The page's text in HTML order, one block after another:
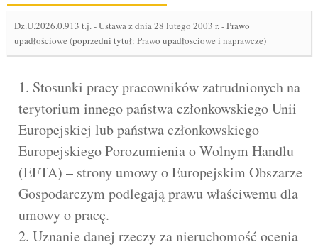
Dz.U.2026.0.913 t.j.-Ustawa z dnia 28 lutego 2003 r. - Prawo
upadłościowe (poprzedni tytuł: Prawo upadłosciowe i naprawcze)
1. Stosunki pracy pracowników zatrudnionych na
terytorium innego państwa członkowskiego Unii
Europejskiej lub państwa członkowskiego
Europejskiego Porozumienia o Wolnym Handlu
(EFTA) – strony umowy o Europejskim Obszarze
Gospodarczym podlegają prawu właściwemu dla
umowy o pracę.
2. Uznanie danej rzeczy za nieruchomość ocenia